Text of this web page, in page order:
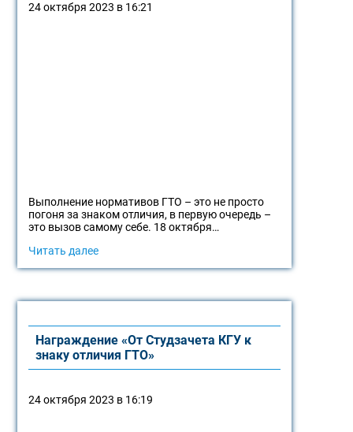
24 октября 2023 в 16:21
Выполнение нормативов ГТО – это не просто
погоня за знаком отличия, в первую очередь –
это вызов самому себе. 18 октября…
Читать далее
Награждение «От Студзачета КГУ к
знаку отличия ГТО»
24 октября 2023 в 16:19